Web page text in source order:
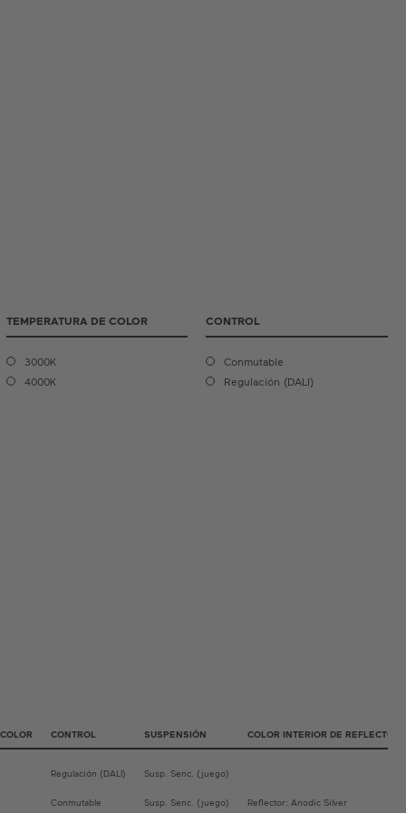
TEMPERATURA DE COLOR
3000K
4000K
CONTROL
Conmutable
Regulación (DALI)
CONTROL SUSPENSIÓN COLOR INTERIOR DE REFLECTOR
Regulación (DALI) Susp. Senc. (juego)
Conmutable Susp. Senc. (juego) Reflector: Anodic Silver